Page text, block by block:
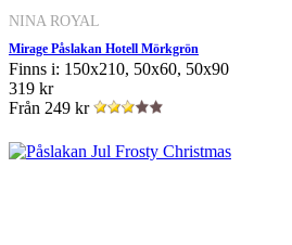
NINA ROYAL
Mirage Påslakan Hotell Mörkgrön
Finns i: 150x210, 50x60, 50x90
319 kr
Från 249 kr